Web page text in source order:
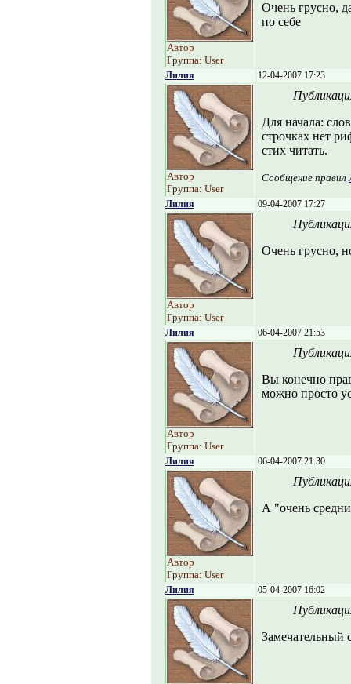
Автор
Группа: User
Очень грусно,
по себе
Лилия 12-04-2007 17:23
Автор
Группа: User
Для начала:
строчках нет
стих читать.
Сообщение правил
Лилия 09-04-2007 17:27
Автор
Группа: User
Очень грусно,
Лилия 06-04-2007 21:53
Автор
Группа: User
Вы конечно
можно просто
Лилия 06-04-2007 21:30
Автор
Группа: User
А "очень
Лилия 05-04-2007 16:02